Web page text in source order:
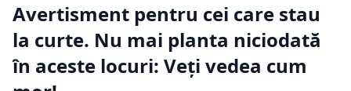
Avertisment pentru cei care stau
la curte. Nu mai planta niciodată
în aceste locuri: Veți vedea cum